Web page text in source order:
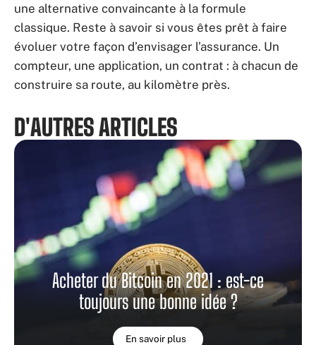
une alternative convaincante à la formule
classique. Reste à savoir si vous êtes prêt à faire
évoluer votre façon d’envisager l’assurance. Un
compteur, une application, un contrat : à chacun de
construire sa route, au kilomètre près.
D'AUTRES ARTICLES
Acheter du Bitcoin en 2021 : est-ce
toujours une bonne idée ?
En savoir plus